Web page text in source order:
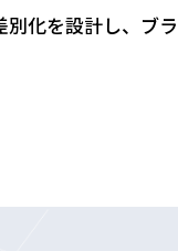
化を設計し、 ブ